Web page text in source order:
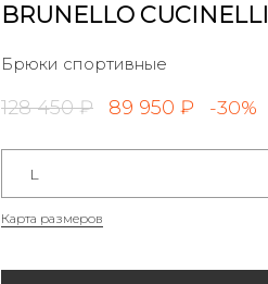
BRUNELLO CUCINELLI
Брюки спортивные
128 450 ₽ 89 950 ₽ -30%
L
Карта размеров